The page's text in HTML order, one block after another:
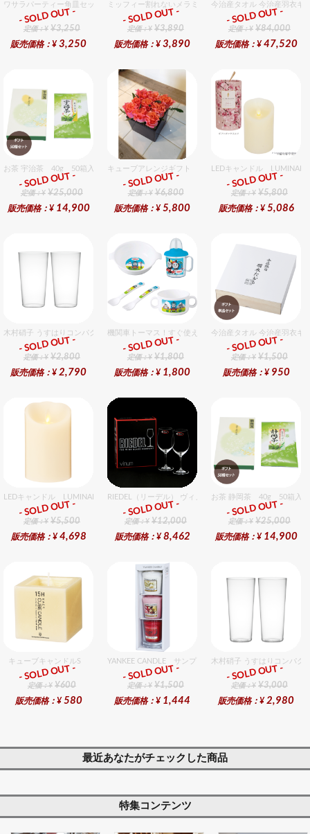
ワサラパーティー角皿セット 4種6個入りセット
ギフト
定価：¥ ¥3,250
販売価格：¥ 3,250
- SOLD OUT -
ミッフィー割れないメラミン食器セット セット販売商品で
ギフト
定価：¥ ¥3,890
販売価格：¥ 3,890
- SOLD OUT -
今治産タオル 今治産羽衣
ギフト
定価：¥ ¥84,000
販売価格：¥ 47,520
- SOLD OUT -
お茶 宇治茶 40g 50箱入セット 50個入りセット
ギフト
定価：¥ ¥25,000
販売価格：¥ 14,900
- SOLD OUT -
キューブアレンジギフト オレンジ
ギフト
定価：¥ ¥6,800
販売価格：¥ 5,800
- SOLD OUT -
LEDキャンドル
ギフト
定価：¥ ¥5,800
販売価格：¥ 5,086
- SOLD OUT -
木村硝子 うすはりコンパクト320cc タンブラーグラスギフトセット（2個入り）
ギフト
定価：¥ ¥2,800
販売価格：¥ 2,790
- SOLD OUT -
機関車トーマス！すぐ使えるおめでとうセット（男の子用
ギフト
定価：¥ ¥1,800
販売価格：¥ 1,800
- SOLD OUT -
今治産タオル 今治産羽衣
ギフト
定価：¥ ¥1,500
販売価格：¥ 950
- SOLD OUT -
LEDキャンドル LUMINARA（ルミナラ） アイボリー ピラー3.5×5ギフトボックス入り
ギフト
定価：¥ ¥5,500
販売価格：¥ 4,698
- SOLD OUT -
RIEDEL（リーデル） ヴィノム 15 キアンティ 2個入りセッ
ギフト
定価：¥ ¥12,000
販売価格：¥ 8,462
- SOLD OUT -
お茶 静岡茶 40g 50箱入セ
ギフト
定価：¥ ¥25,000
販売価格：¥ 14,900
- SOLD OUT -
キューブキャンドルS
ギフト
定価：¥ ¥600
販売価格：¥ 580
- SOLD OUT -
YANKEE CANDLE サンプラー3個・ホルダーセット
ギフト
定価：¥ ¥1,500
販売価格：¥ 1,444
- SOLD OUT -
木村硝子 うすはりコンパ
ギフト
定価：¥ ¥3,000
販売価格：¥ 2,980
- SOLD OUT -
最近あなたがチェックした商品
特集コンテンツ